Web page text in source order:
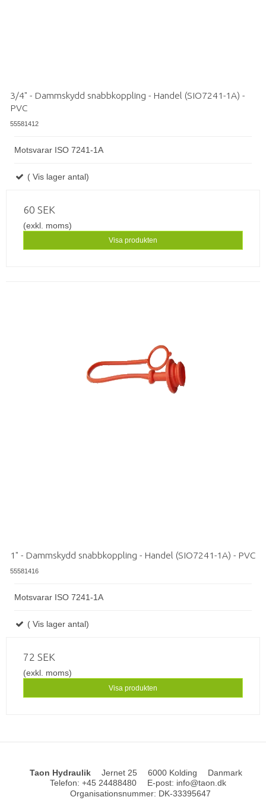
3/4" - Dammskydd snabbkoppling - Handel (SIO7241-1A) -
PVC
55581412
Motsvarar ISO 7241-1A
( Vis lager antal)
60 SEK
(exkl. moms)
Visa produkten
1" - Dammskydd snabbkoppling - Handel (SIO7241-1A) - PVC
55581416
Motsvarar ISO 7241-1A
( Vis lager antal)
72 SEK
(exkl. moms)
Visa produkten
Taon Hydraulik Jernet 25 6000 Kolding
Danmark
Telefon: +45 24488480 E-post: info@taon.dk
Organisationsnummer: DK-33395647